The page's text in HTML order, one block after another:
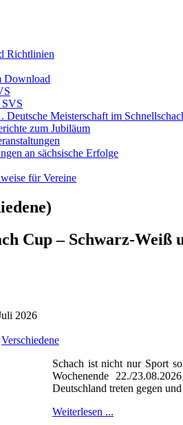
Richtlinien
Download
SVS
Deutsche Meisterschaft im
zum Jubiläum
an sächsische Erfolge
für Vereine
Cup – Schwarz-Weiß
2026
Verschiedene
Schach ist nicht nur Sport
Wochenende 22./
Deutschland treten gegen
Weiterlesen ...